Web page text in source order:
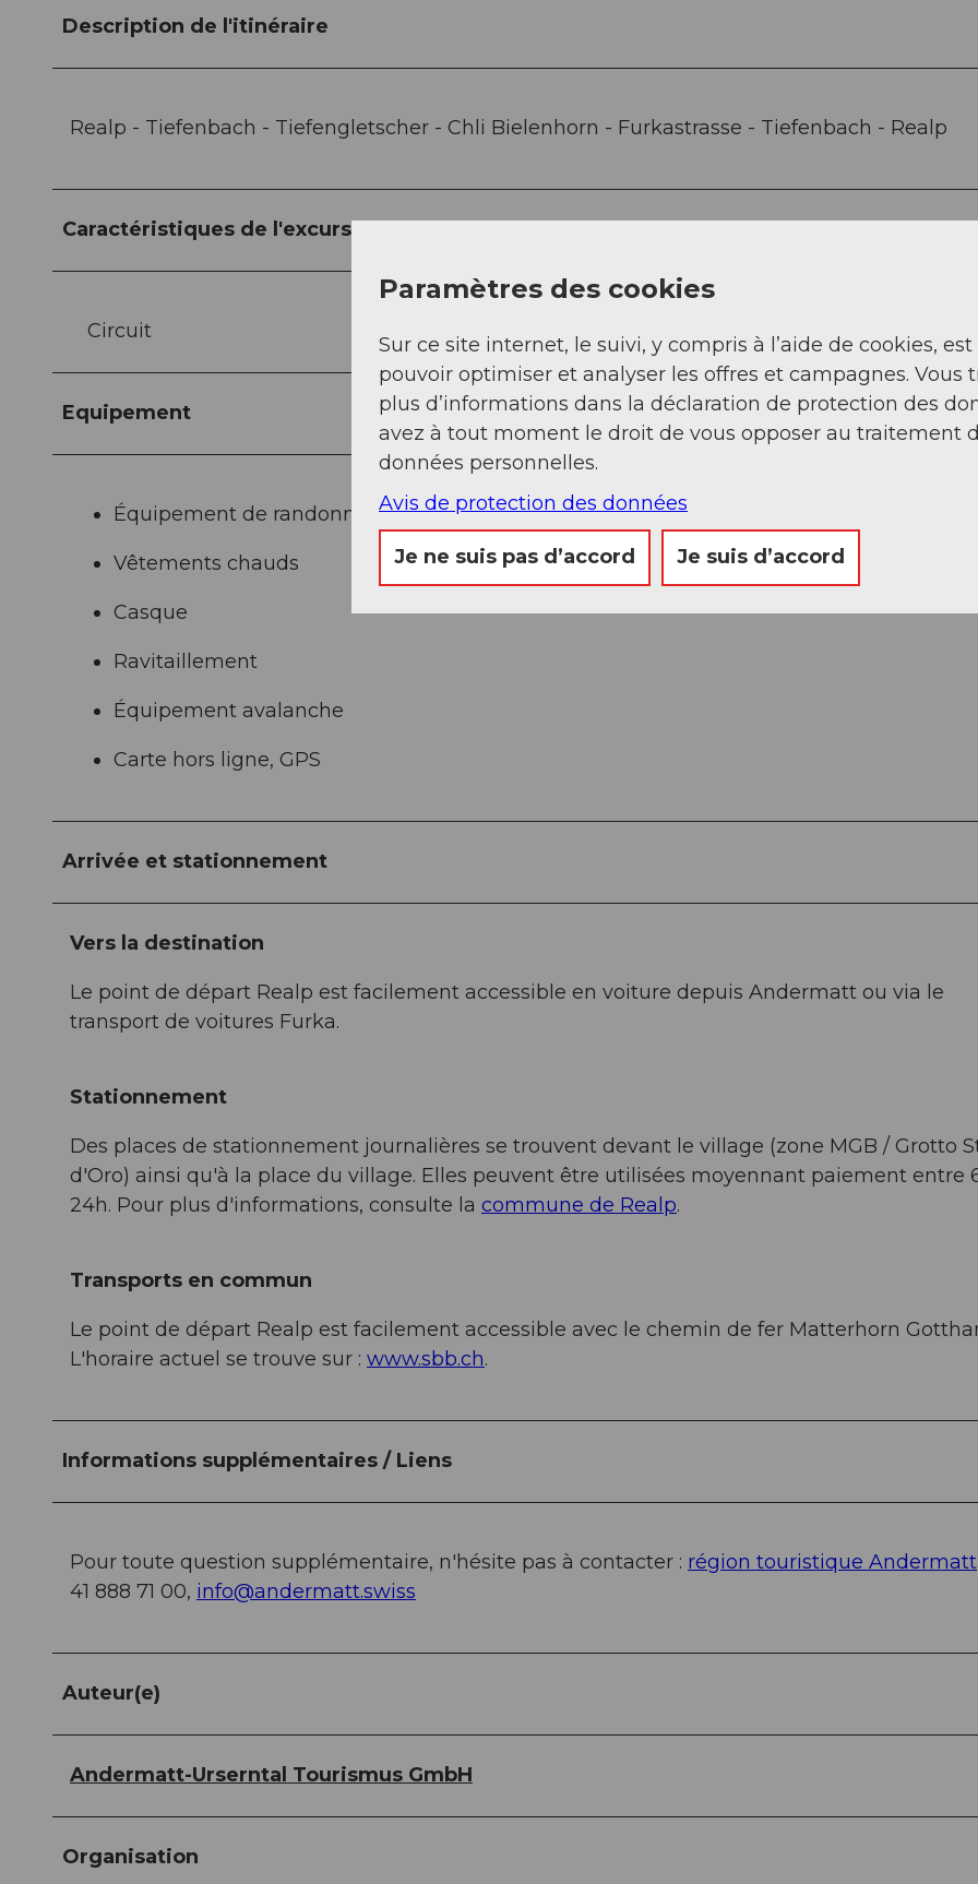
Description de l'itinéraire
Realp - Tiefenbach - Tiefengletscher - Chli Bielenhorn - Furkastrasse - Tiefenbach - Realp
Caractéristiques de l'excursion
Circuit
Equipement
Équipement de randonnée à ski
Vêtements chauds
Casque
Ravitaillement
Équipement avalanche
Carte hors ligne, GPS
Arrivée et stationnement
Vers la destination
Le point de départ Realp est facilement accessible en voiture depuis Andermatt ou via le
transport de voitures Furka.
Stationnement
Des places de stationnement journalières se trouvent devant le village (zone MGB / Grotto
d'Oro) ainsi qu'à la place du village. Elles peuvent être utilisées moyennant paiement entre
24h. Pour plus d'informations, consulte la commune de Realp.
Transports en commun
Le point de départ Realp est facilement accessible avec le chemin de fer Matterhorn
L'horaire actuel se trouve sur : www.sbb.ch.
Informations supplémentaires / Liens
Pour toute question supplémentaire, n'hésite pas à contacter : région touristique Andermatt
41 888 71 00, info@andermatt.swiss
Auteur(e)
Andermatt-Urserntal Tourismus GmbH
Organisation
Paramètres des cookies
Sur ce site internet, le suivi, y compris à l’aide de cookies,
pouvoir optimiser et analyser les offres et campagnes. Vous
plus d’informations dans la déclaration de protection des
avez à tout moment le droit de vous opposer au traitement
données personnelles.
Avis de protection des données
Je ne suis pas d’accord Je suis d’accord